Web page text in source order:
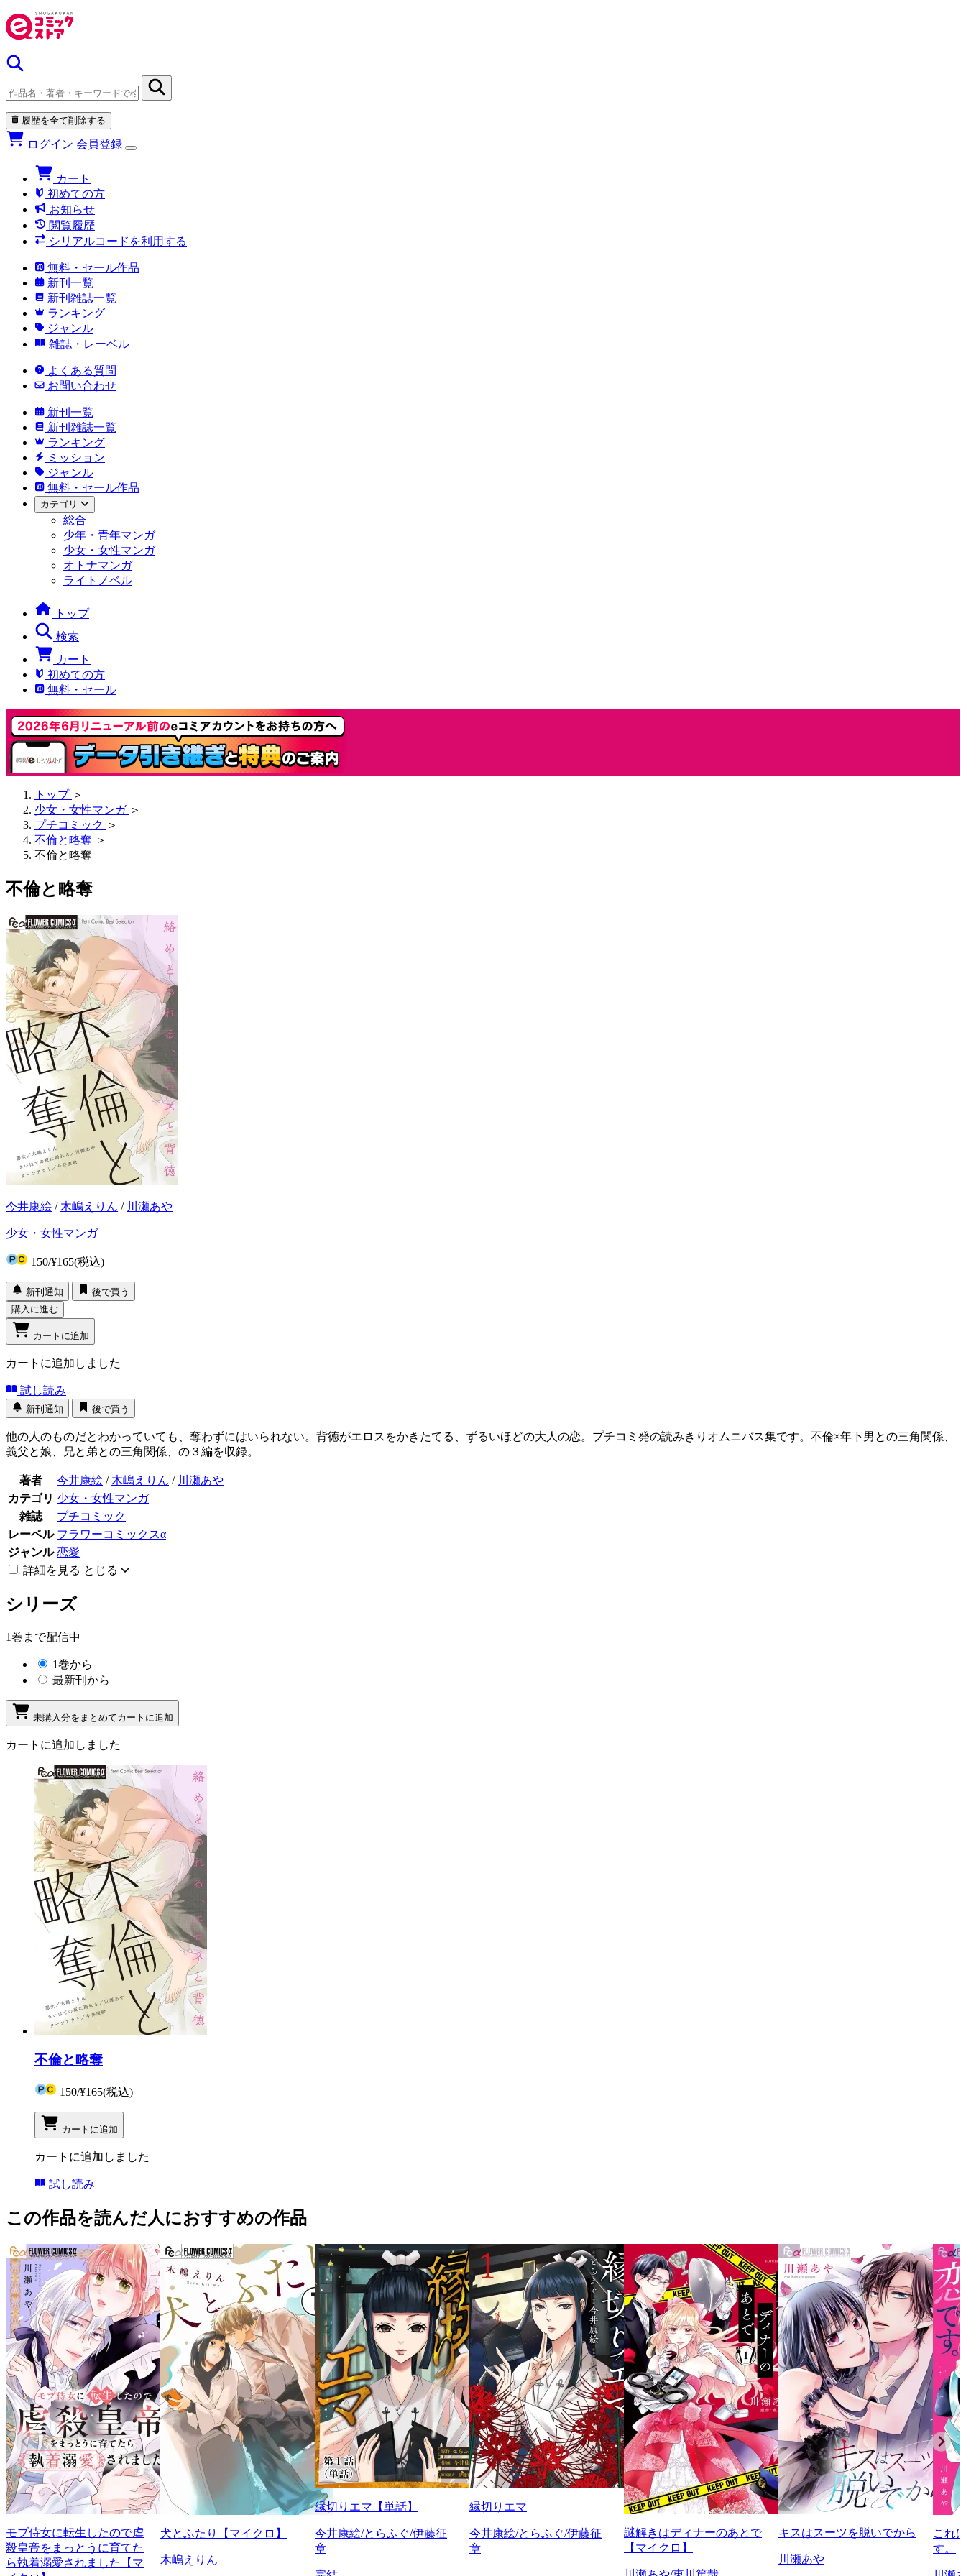
履歴を全て削除する
ログイン 会員登録
カート
初めての方
お知らせ
閲覧履歴
シリアルコードを利用する
無料・セール作品
新刊一覧
新刊雑誌一覧
ランキング
ジャンル
雑誌・レーベル
よくある質問
お問い合わせ
新刊一覧
新刊雑誌一覧
ランキング
ミッション
ジャンル
無料・セール作品
カテゴリ
総合
少年・青年マンガ
少女・女性マンガ
オトナマンガ
ライトノベル
トップ
検索
カート
初めての方
無料・セール
トップ ＞
少女・女性マンガ ＞
プチコミック ＞
不倫と略奪 ＞
不倫と略奪
不倫と略奪
今井康絵 / 木嶋えりん / 川瀬あや
少女・女性マンガ
150/¥165(税込)
新刊通知
後で買う
購入に進む
カートに追加
カートに追加しました
試し読み
新刊通知 後で買う
他の人のものだとわかっていても、奪わずにはいられない。背徳がエロスをかきたてる、ずるいほどの大人の恋。プチコミ発の読みきりオムニバス集です。不倫×年下男との三角関係、
義父と娘、兄と弟との三角関係、の３編を収録。
著者 今井康絵 / 木嶋えりん / 川瀬あや
カテゴリ 少女・女性マンガ
雑誌
プチコミック
レーベル フラワーコミックスα
ジャンル 恋愛
詳細を見る とじる
シリーズ
1巻まで配信中
1巻から
最新刊から
未購入分をまとめてカートに追加
カートに追加しました
不倫と略奪
150/¥165(税込)
カートに追加
カートに追加しました
試し読み
この作品を読んだ人におすすめの作品
モブ侍女に転生したので虐
殺皇帝をまっとうに育てた
ら執着溺愛されました【マ
犬とふたり【マイクロ】
木嶋えりん
縁切りエマ【単話】
今井康絵/とらふぐ/伊藤征
章
縁切りエマ
今井康絵/とらふぐ/伊藤征
章
謎解きはディナーのあとで
【マイクロ】
キスはスーツを脱いでから
川瀬あや
これ
す。